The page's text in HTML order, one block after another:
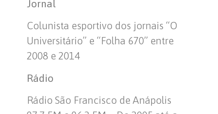
Jornal
Colunista esportivo dos jornais “O
Universitário” e “Folha 670” entre
2008 e 2014
Rádio
Rádio São Francisco de Anápolis